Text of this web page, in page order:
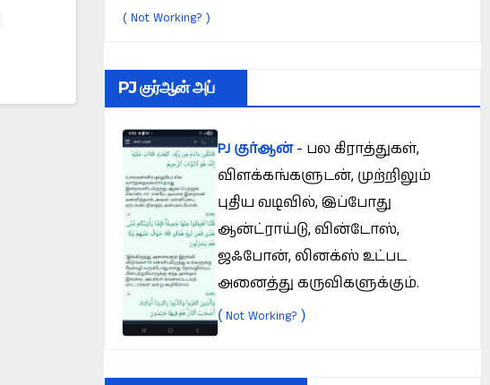
( Not Working? )
PJ குர்ஆன் அப்
PJ குர்ஆன்- பல கிராத்துகள்,
விளக்கங்களுடன், முற்றிலும்
புதிய வடிவில், இப்போது
ஆன்ட்ராய்டு, வின்டோஸ்,
ஜஃபோன், லினக்ஸ் உட்பட
அனைத்து கருவிகளுக்கும்.
( Not Working? )